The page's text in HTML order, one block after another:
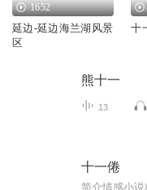
1652
延边-延边海兰湖风景
区
十
熊十一
13
十一倦